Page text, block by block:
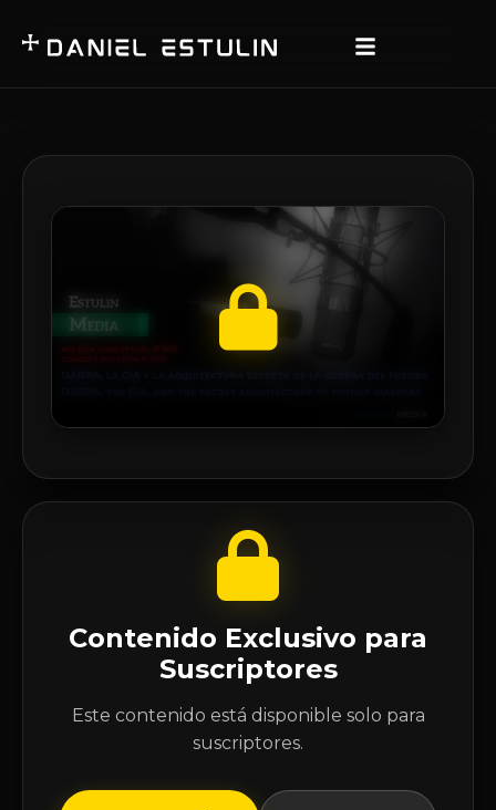
Contenido Exclusivo para
Suscriptores
Este contenido está disponible solo para
suscriptores.